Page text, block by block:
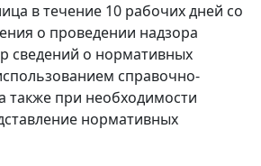
в течение 10 рабочих дней со
о проведении надзора
сведений о нормативных
справочно-
также при необходимости
нормативных